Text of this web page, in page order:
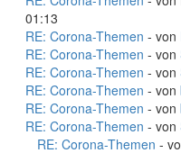
01:13
RE: Corona-Themen - von
RE: Corona-Themen - von
RE: Corona-Themen - von
RE: Corona-Themen - von
RE: Corona-Themen - von
RE: Corona-Themen - von
RE: Corona-Themen -